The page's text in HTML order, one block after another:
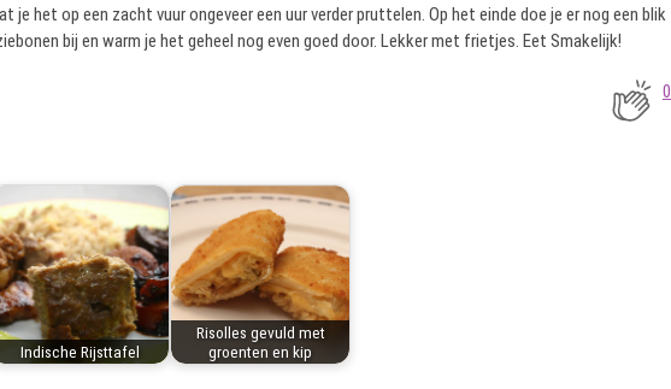
je het op een zacht vuur ongeveer een uur verder pruttelen. Op het einde doe je er nog een blik
bij en warm je het geheel nog even goed door. Lekker met frietjes. Eet Smakelijk!
0
Indische Rijsttafel
Risolles gevuld met
groenten en kip